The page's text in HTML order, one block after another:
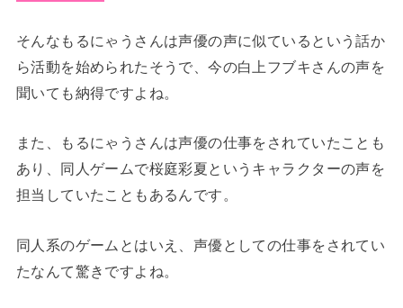
そんなもるにゃうさんは声優の声に似ているという話か
ら活動を始められたそうで、今の白上フブキさんの声を
聞いても納得ですよね。
また、もるにゃうさんは声優の仕事をされていたことも
あり、同人ゲームで桜庭彩夏というキャラクターの声を
担当していたこともあるんです。
同人系のゲームとはいえ、声優としての仕事をされてい
たなんて驚きですよね。